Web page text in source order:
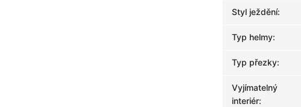
Styl ježdění:
Typ helmy:
Typ přezky:
Vyjímatelný
interiér: